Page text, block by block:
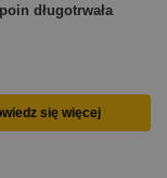
długotrwała
się więcej